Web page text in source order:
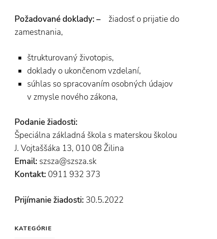
Požadované doklady: – žiadosť o prijatie do
zamestnania,
štrukturovaný životopis,
doklady o ukončenom vzdelaní,
súhlas so spracovaním osobných údajov
v zmysle nového zákona,
Podanie žiadosti:
Špeciálna základná škola s materskou školou
J. Vojtaššáka 13, 010 08 Žilina
Email: szsza@szsza.sk
Kontakt: 0911 932 373
Prijímanie žiadosti: 30.5.2022
KATEGÓRIE